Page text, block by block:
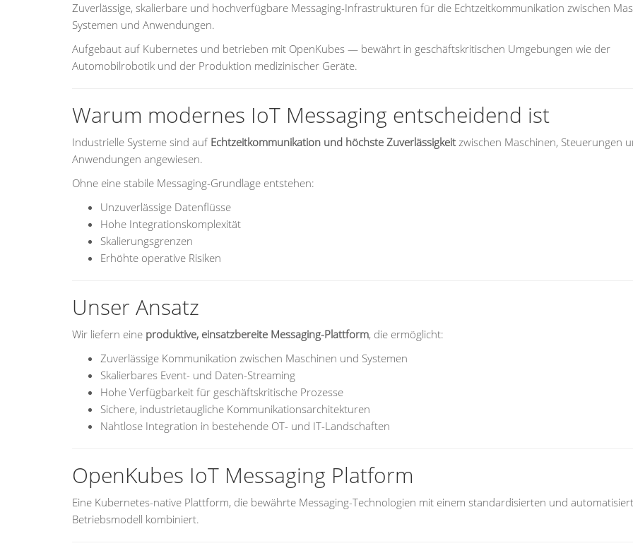
Zuverlässige, skalierbare und hochverfügbare Messaging-Infrastrukturen für die Echtzeitkommunikation zwischen
Systemen und Anwendungen.
Aufgebaut auf Kubernetes und betrieben mit OpenKubes — bewährt in geschäftskritischen Umgebungen wie der
Automobilrobotik und der Produktion medizinischer Geräte.
Warum modernes IoT Messaging entscheidend ist
Industrielle Systeme sind auf Echtzeitkommunikation und höchste Zuverlässigkeitzwischen Maschinen, Steuerungen
Anwendungen angewiesen.
Ohne eine stabile Messaging-Grundlage entstehen:
Unzuverlässige Datenflüsse
Hohe Integrationskomplexität
Skalierungsgrenzen
Erhöhte operative Risiken
Unser Ansatz
Wir liefern eine produktive, einsatzbereite Messaging-Plattform, die ermöglicht:
Zuverlässige Kommunikation zwischen Maschinen und Systemen
Skalierbares Event- und Daten-Streaming
Hohe Verfügbarkeit für geschäftskritische Prozesse
Sichere, industrietaugliche Kommunikationsarchitekturen
Nahtlose Integration in bestehende OT- und IT-Landschaften
OpenKubes IoT Messaging Platform
Eine Kubernetes-native Plattform, die bewährte Messaging-Technologien mit einem standardisierten und
Betriebsmodell kombiniert.